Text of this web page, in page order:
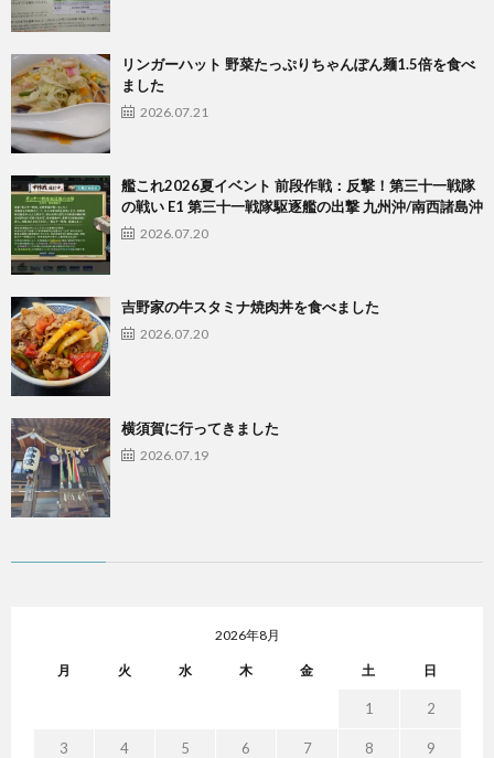
リンガーハット 野菜たっぷりちゃんぽん麺1.5倍を食べ
ました
2026.07.21
艦これ2026夏イベント 前段作戦：反撃！第三十一戦隊
の戦い E1 第三十一戦隊駆逐艦の出撃 九州沖/南西諸島沖
2026.07.20
吉野家の牛スタミナ焼肉丼を食べました
2026.07.20
横須賀に行ってきました
2026.07.19
2026年8月
月 火 水 木 金 土 日
1 2
3 4 5 6 7 8 9